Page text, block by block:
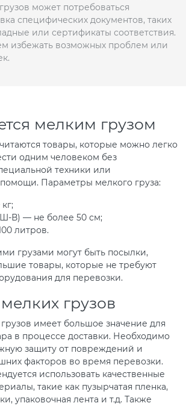
может потребоваться
специфических документов, таких
или сертификаты соответствия.
избежать возможных проблем или
мелким грузом
товары, которые можно легко
одним человеком без
техники или
Параметры мелкого груза:
В) — не более 50 см;
литров.
грузами могут быть посылки,
товары, которые не требуют
для перевозки.
грузов
имеет большое значение для
в процессе доставки. Необходимо
защиту от повреждений и
факторов во время перевозки.
использовать качественные
такие как пузырчатая пленка,
упаковочная лента и т.д. Также